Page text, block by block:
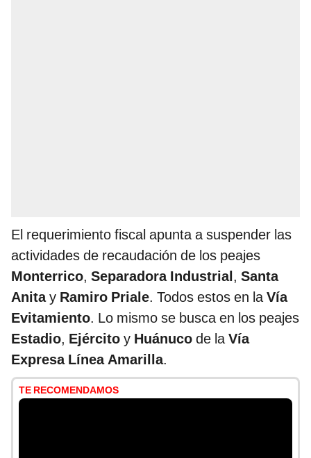
El requerimiento fiscal apunta a suspender las
actividades de recaudación de los peajes
Monterrico, Separadora Industrial, Santa
Anitay Ramiro Priale. Todos estos en laVía
Evitamiento. Lo mismo se busca en los peajes
Estadio, Ejército y Huánuco de laVía
Expresa Línea Amarilla.
TE RECOMENDAMOS